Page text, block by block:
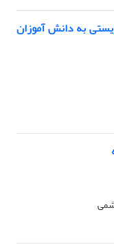
به دانش آموزان